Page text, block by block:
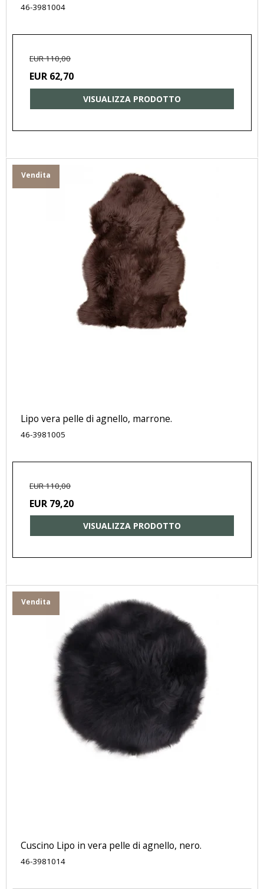
46-3981004
EUR 110,00
EUR 62,70
VISUALIZZA PRODOTTO
Vendita
Lipo vera pelle di agnello, marrone.
46-3981005
EUR 110,00
EUR 79,20
VISUALIZZA PRODOTTO
Vendita
Cuscino Lipo in vera pelle di agnello, nero.
46-3981014